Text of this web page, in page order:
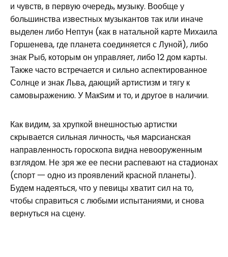
и чувств, в первую очередь, музыку. Вообще у
большинства известных музыкантов так или иначе
выделен либо Нептун (как в натальной карте Михаила
Горшенева, где планета соединяется с Луной), либо
знак Рыб, которым он управляет, либо 12 дом карты.
Также часто встречается и сильно аспектированное
Солнце и знак Льва, дающий артистизм и тягу к
самовыражению. У МакSим и то, и другое в наличии.
Как видим, за хрупкой внешностью артистки
скрывается сильная личность, чья марсианская
направленность гороскопа видна невооруженным
взглядом. Не зря же ее песни распевают на стадионах
(спорт 一 одно из проявлений красной планеты).
Будем надеяться, что у певицы хватит сил на то,
чтобы справиться с любыми испытаниями, и снова
вернуться на сцену.